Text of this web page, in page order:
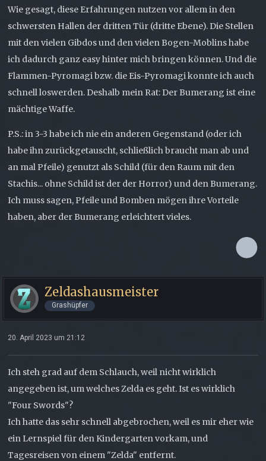
Wie gesagt, diese Erfahrungen nutzen vor allem in den
schwersten Hallen der dritten Tür (dritte Ebene). Die Stellen
mit den vielen Gibdos und den vielen Bogen-Moblins habe
ich dadurch ganz easy hinter mich bringen können. Und die
Flammen-Pyromagi bzw. die Eis-Pyromagi konnte ich auch
schnell loswerden. Deshalb mein Rat: Der Bumerang ist eine
mächtige Waffe.
P.S.: in 3-3 habe ich nie ein anderen Gegenstand (oder ich
habe ihn zurückgetauscht, schließlich braucht man ab und
an mal Pfeile) genutzt als Schild (für den Raum mit den
Stachis... ohne Schild ist der der Horror) und den Bumerang.
Ich muss sagen, Pfeile und Bomben mögen ihre Vorteile
haben, aber der Bumerang erleichtert vieles.
Zeldashausmeister
Grashüpfer
20. April 2023 um 21:12
Ich steh grad auf dem Schlauch, weil nicht wirklich
angegeben ist, um welches Zelda es geht. Ist es wirklich
"Four Swords"?
Ich hatte das sehr schnell abgebrochen, weil es mir eher wie
ein Lernspiel für den Kindergarten vorkam, und
Tagesreisen von einem "Zelda" entfernt.